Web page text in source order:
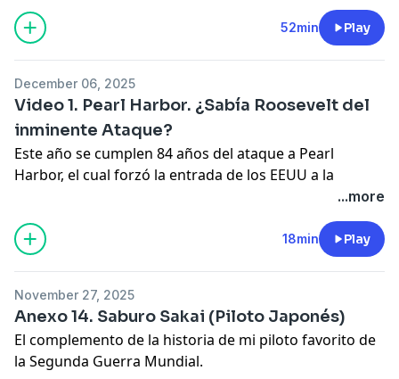
52min Play
December 06, 2025
Video 1. Pearl Harbor. ¿Sabía Roosevelt del
inminente Ataque?
Este año se cumplen 84 años del ataque a Pearl
Harbor, el cual forzó la entrada de los EEUU a la
Segunda Guerra Mundial. No desaparece la teoría de
que Roosevelt estaba al tanto del ataque y lo permitió
para forzar el ingreso de su nación a la guerra.
...more
18min Play
November 27, 2025
Anexo 14. Saburo Sakai (Piloto Japonés)
El complemento de la historia de mi piloto favorito de
la Segunda Guerra Mundial.